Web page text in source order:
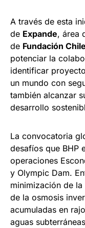
A través de esta
de Expande, área
de Fundación Chile
potenciar la
identificar
un mundo con
también alcanzar
desarrollo
La convocatoria
desafíos que BHP
operaciones
y Olympic Dam.
minimización de
de la osmosis
acumuladas en
aguas